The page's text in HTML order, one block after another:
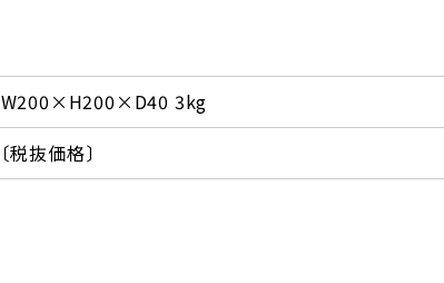
W200×H200×D40 3kg
〔税抜価格〕